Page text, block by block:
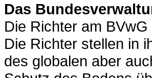
Das
Die Richter am
Die Richter stellen in
des globalen aber